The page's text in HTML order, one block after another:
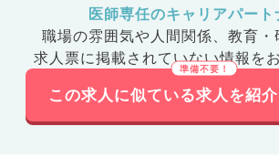
医師専任のキャリアパート
職場の雰囲気や人間関係、 教育・
求人票に掲載されていない情報を
この求人に似ている求人を紹